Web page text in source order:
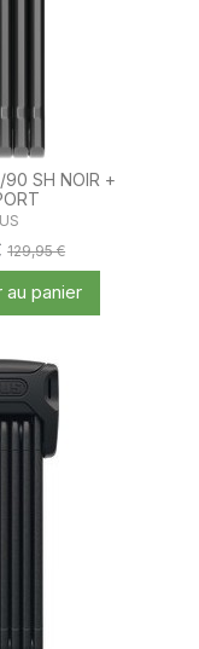
SH NOIR +
129,95 €
au panier